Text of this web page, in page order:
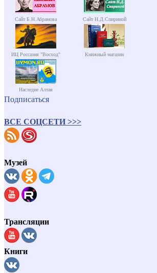
Сайт Б.Н.Абрамова Сайт Н.Д.Спириной
ИЦ Россазия "Восход" Книжный магазин
Наследие Алтая
Подписаться
ВСЕ СОЦСЕТИ >>>
Музей
Трансляции
Книги